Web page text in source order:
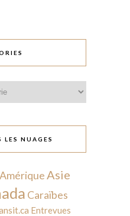
LES NUAGES
Amérique Asie
Caraïbes
Entrevues